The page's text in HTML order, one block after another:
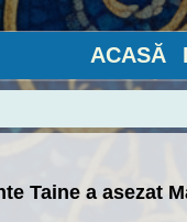
ACASĂ
Taine a asezat